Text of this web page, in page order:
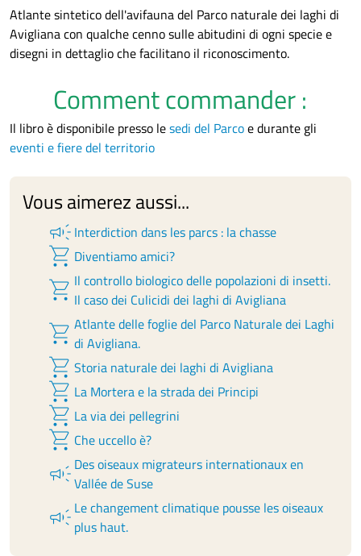
Atlante sintetico dell'avifauna del Parco naturale dei laghi di
Avigliana con qualche cenno sulle abitudini di ogni specie e
disegni in dettaglio che facilitano il riconoscimento.
Comment commander :
Il libro è disponibile presso lesedi del Parcoe durante gli
eventi e fiere del territorio
Vous aimerez aussi...
campaign Interdiction dans les parcs : la chasse
shopping_cart Diventiamo amici?
shopping_cart Il controllo biologico delle popolazioni di insetti.
Il caso dei Culicidi dei laghi di Avigliana
shopping_cart Atlante delle foglie del Parco Naturale dei Laghi
di Avigliana.
shopping_cart Storia naturale dei laghi di Avigliana
shopping_cart La Mortera e la strada dei Principi
shopping_cart La via dei pellegrini
shopping_cart Che uccello è?
campaign Des oiseaux migrateurs internationaux en
Vallée de Suse
campaign Le changement climatique pousse les oiseaux
plus haut.